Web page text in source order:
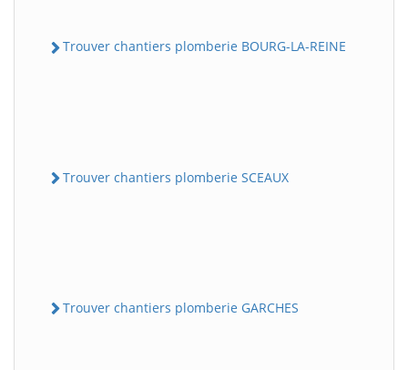
Trouver chantiers plomberie BOURG-LA-REINE
Trouver chantiers plomberie SCEAUX
Trouver chantiers plomberie GARCHES